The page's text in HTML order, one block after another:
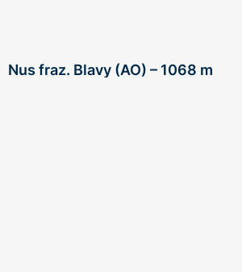
Nus fraz. Blavy (AO) – 1068 m